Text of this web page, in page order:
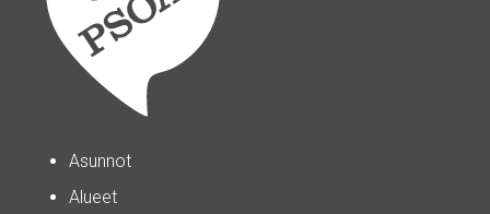
Asunnot
Alueet